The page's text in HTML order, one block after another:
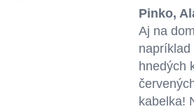
Pinko,
Aj na
napríklad
hnedých
kabelka!